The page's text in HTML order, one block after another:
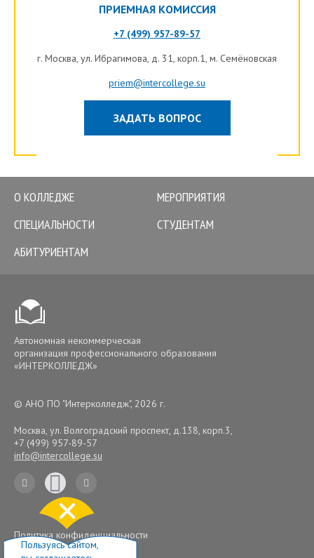
ПРИЕМНАЯ КОМИССИЯ
+7 (499) 957-89-57
г. Москва, ул. Ибрагимова, д. 31, корп.1, м. Семёновская
priem@intercollege.su
ЗАДАТЬ ВОПРОС
О КОЛЛЕДЖЕ
МЕРОПРИЯТИЯ
СПЕЦИАЛЬНОСТИ
СТУДЕНТАМ
АБИТУРИЕНТАМ
Автономная некоммерческая
организация профессионального образования
«ИНТЕРКОЛЛЕДЖ»
© АНО ПО "Интерколледж", 2026 г.
Москва, ул. Волгоградский проспект, д.138, корп.3,
+7 (499) 957-89-57
info@intercollege.su
Политика конфиденциальности
Пользуясь сайтом,